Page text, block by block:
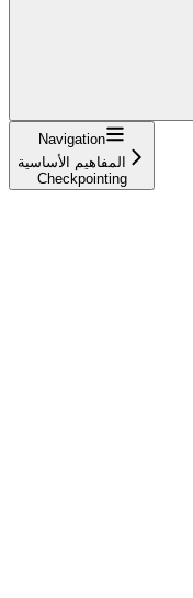
Navigation
المفاهيم الأساسية
Checkpointing